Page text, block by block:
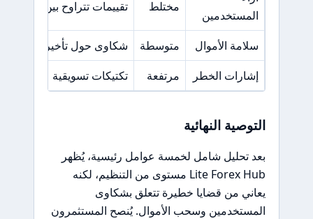
المستخدمين
مختلط تقييمات تتراوح بين 3.1 إلى 4.08 مع شكاوى ملحوظة.
سلامة الأموال متوسطة
شكاوى حول تأخيرات في
إشارات الخطر
مرتفعة تكتيكات تسويقية عدوانية
التوصية النهائية
بعد تحليل شامل لخمسة عوامل رئيسية، يُظهر
Lite Forex Hub مستوى من التنظيم، لكنه
يعاني من قضايا خطيرة تتعلق بشكاوى
المستخدمين وسحب الأموال. يُنصح المستثمرون